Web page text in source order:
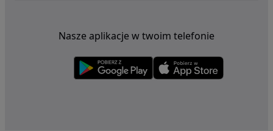
Nasze aplikacje w twoim telefonie